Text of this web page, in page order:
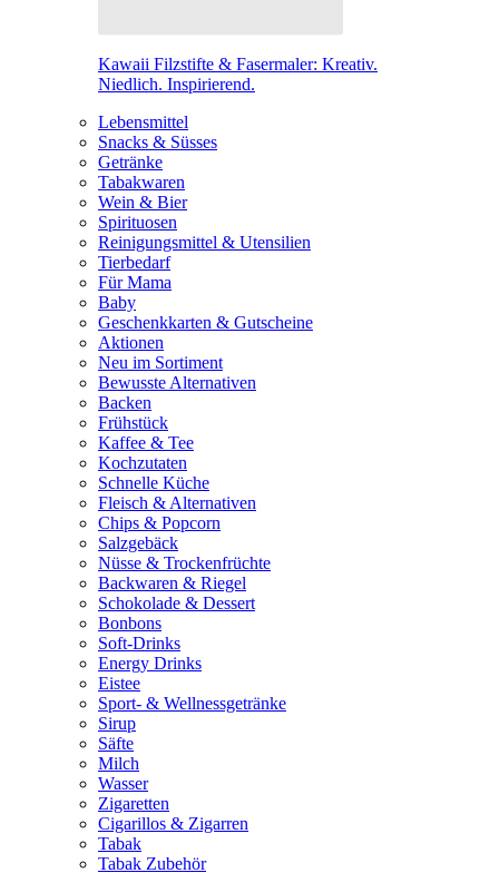
Kawaii Filzstifte & Fasermaler: Kreativ.
Niedlich. Inspirierend.
Lebensmittel
Snacks & Süsses
Getränke
Tabakwaren
Wein & Bier
Spirituosen
Reinigungsmittel & Utensilien
Tierbedarf
Für Mama
Baby
Geschenkkarten & Gutscheine
Aktionen
Neu im Sortiment
Bewusste Alternativen
Backen
Frühstück
Kaffee & Tee
Kochzutaten
Schnelle Küche
Fleisch & Alternativen
Chips & Popcorn
Salzgebäck
Nüsse & Trockenfrüchte
Backwaren & Riegel
Schokolade & Dessert
Bonbons
Soft-Drinks
Energy Drinks
Eistee
Sport- & Wellnessgetränke
Sirup
Säfte
Milch
Wasser
Zigaretten
Cigarillos & Zigarren
Tabak
Tabak Zubehör